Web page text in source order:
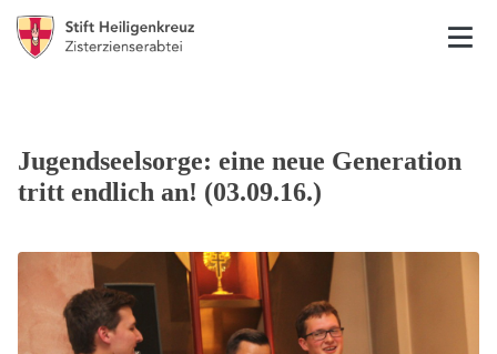
Jugendseelsorge: eine neue Generation
tritt endlich an! (03.09.16.)